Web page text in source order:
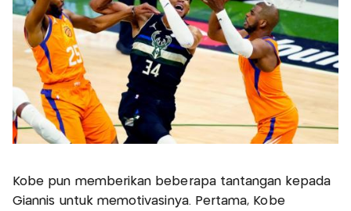
Kobe pun memberikan beberapa tantangan kepada
Giannis untuk memotivasinya. Pertama, Kobe